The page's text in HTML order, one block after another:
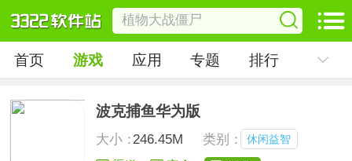
首页 游戏 应用 专题 排行
波克捕鱼华为版
大小：246.45M 类别： 休闲益智